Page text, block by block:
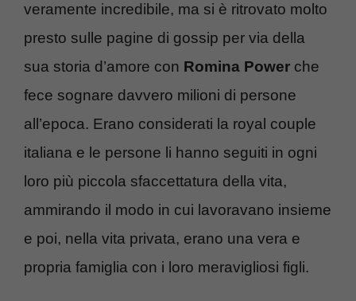
veramente incredibile, ma si è ritrovato molto
presto sulle pagine di gossip per via della
sua storia d’amore con Romina Power che
fece sognare davvero milioni di persone
all’epoca. Erano considerati la royal couple
italiana e le persone li hanno seguiti in ogni
loro più piccola sfaccettatura della vita,
ammirando il modo in cui lavoravano insieme
e poi, nella vita privata, erano una vera e
propria famiglia con i loro meravigliosi figli.